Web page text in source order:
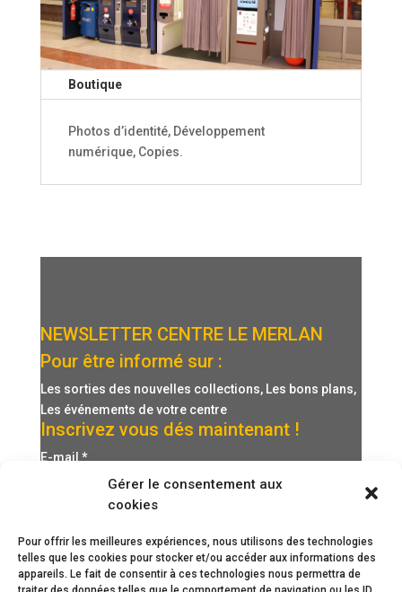
Gérer le consentement aux
cookies
Pour offrir les meilleures expériences, nous utilisons des technologies
telles que les cookies pour stocker et/ou accéder aux informations des
appareils. Le fait de consentir à ces technologies nous permettra de
Boutique
Photos d’identité, Développement
numérique, Copies.
NEWSLETTER CENTRE LE MERLAN
Pour être informé sur :
Les sorties des nouvelles collections, Les bons plans,
Les événements de votre centre
Inscrivez vous dés maintenant !
E-mail*